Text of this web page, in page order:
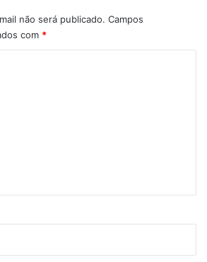
não será publicado. Campos
com *